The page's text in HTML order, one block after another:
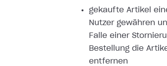
gekaufte Artikel
Nutzer gewähren
Falle einer
Bestellung die
entfernen